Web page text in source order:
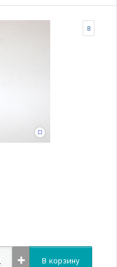
8
В корзину